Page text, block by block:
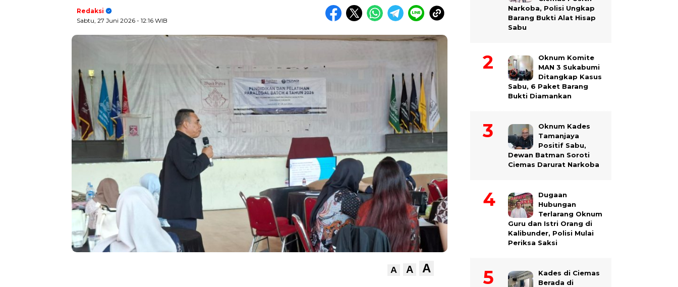
Redaksi
Sabtu, 27 Juni 2026 - 12:16 WIB
A A A
Narkoba, Polisi Ungkap
Barang Bukti Alat Hisap
Sabu
Oknum Komite
MAN 3 Sukabumi
Ditangkap Kasus
Sabu, 6 Paket Barang
Bukti Diamankan
Oknum Kades
Tamanjaya
Positif Sabu,
Dewan Batman Soroti
Ciemas Darurat Narkoba
Dugaan
Hubungan
Terlarang Oknum
Guru dan Istri Orang di
Kalibunder, Polisi Mulai
Periksa Saksi
Kades di Ciemas
Berada di